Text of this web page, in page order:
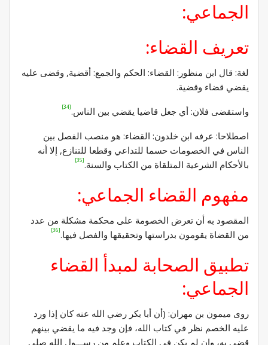
الجماعي:
تعريف القضاء:
لغة: قال ابن منظور: القضاء: الحكم والجمع: أقضية, وقضى عليه
يقضي قضاء وقضية.
واستقضى فلان: أي جعل قاضيا يقضي بين الناس.[34]
اصطلاحا: عرفه ابن خلدون: القضاء: هو منصب الفصل بين
الناس في الخصومات حسما للتداعي وقطعا للتنازع, إلا أنه
بالأحكام الشرعية المتلقاة من الكتاب والسنة.[35]
مفهوم القضاء الجماعي:
المقصود به أن تعرض الخصومة على محكمة مشكلة من عدد
من القضاة يقومون بدراستها وتحقيقها والفصل فيها.[36]
تطبيق الصحابة لمبدأ القضاء
الجماعي:
روى ميمون بن مهران: (أن أبا بكر رضي الله عنه كان إذا ورد
عليه الخصم نظر في كتاب الله، فإن وجد فيه ما يقضي بينهم
قضى به، وإن لم يكن في الكتاب وعلم من رســـول الله صلى